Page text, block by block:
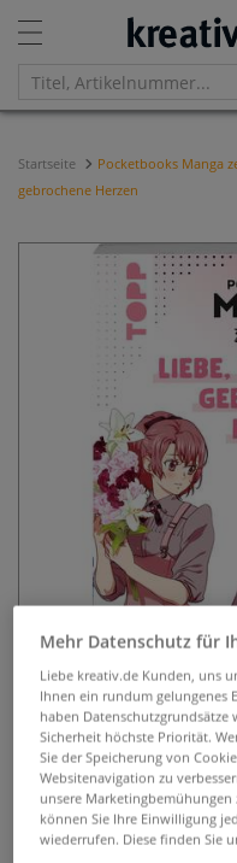
Startseite
Pocketbooks Manga
gebrochene Herzen
Pocketbooks
Teil 2: Liebe,
gebrochene
Mehr Datenschutz für
Liebe kreativ.de Kunden, uns
Ihnen ein rundum gelungenes
haben Datenschutzgrundsätze
Sicherheit höchste Priorität.
Sie der Speicherung von
Websitenavigation zu
unsere
können Sie Ihre Einwilligung
wiederrufen. Diese finden Sie